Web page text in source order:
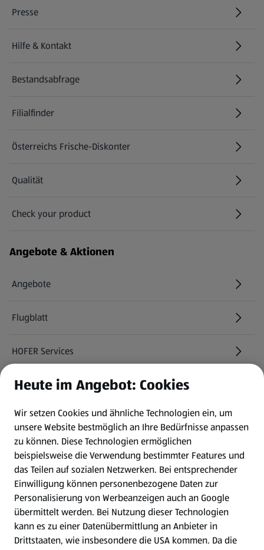
Presse
Hilfe & Kontakt
(öffnet in einem neuen Tab)
Bestandsabfrage
(öffnet in einem neuen Tab)
Filialfinder
Österreichs Frische-Diskonter
Qualität
Check your product
(öffnet in einem neuen Tab)
Angebote & Aktionen
Angebote
Flugblatt
HOFER Services
Newsletter
WhatsApp
Gewinnspiele
Mein HOFER. Meine Einkäufe.
Meine Meinung. Mein HOFER.
Heute im Angebot: Cookies
Wir setzen Cookies und ähnliche Technologien ein, um
unsere Website bestmöglich an Ihre Bedürfnisse anpassen
zu können. Diese Technologien ermöglichen
beispielsweise die Verwendung bestimmter Features und
das Teilen auf sozialen Netzwerken. Bei entsprechender
Einwilligung können personenbezogene Daten zur
Personalisierung von Werbeanzeigen auch an Google
übermittelt werden. Bei Nutzung dieser Technologien
kann es zu einer Datenübermittlung an Anbieter in
Drittstaaten, wie insbesondere die USA kommen. Da die